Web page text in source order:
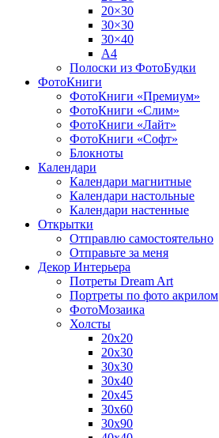
20×30
30×30
30×40
A4
Полоски из ФотоБудки
ФотоКниги
ФотоКниги «Премиум»
ФотоКниги «Слим»
ФотоКниги «Лайт»
ФотоКниги «Софт»
Блокноты
Календари
Календари магнитные
Календари настольные
Календари настенные
Открытки
Отправлю самостоятельно
Отправьте за меня
Декор Интерьера
Потреты Dream Art
Портреты по фото акрилом
ФотоМозаика
Холсты
20х20
20х30
30х30
30х40
20х45
30х60
30х90